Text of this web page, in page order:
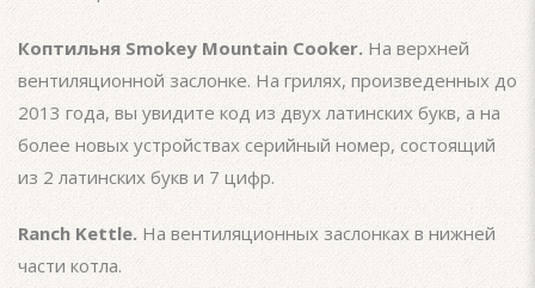
Коптильня Smokey Mountain Cooker. На верхней
вентиляционной заслонке. На грилях, произведенных до
2013 года, вы увидите код из двух латинских букв, а на
более новых устройствах серийный номер, состоящий
из 2 латинских букв и 7 цифр.
Ranch Kettle. На вентиляционных заслонках в нижней
части котла.